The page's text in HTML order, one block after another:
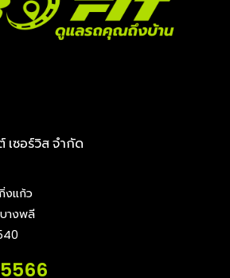
เซอร์วิส จำกัด
งแก้ว
างพลี